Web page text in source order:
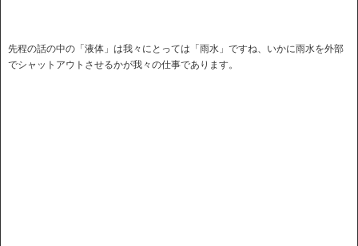
先程の話の中の「液体」は我々にとっては「雨水」ですね、いかに雨水を外部
でシャットアウトさせるかが我々の仕事であります。